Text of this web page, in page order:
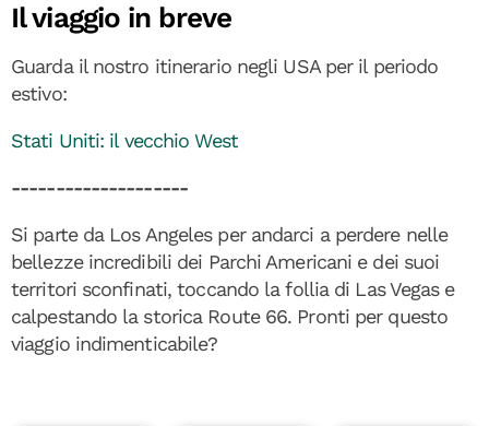
Il viaggio in breve
Guarda il nostro itinerario negli USA per il periodo
estivo:
Stati Uniti: il vecchio West
--------------------
Si parte da Los Angeles per andarci a perdere nelle
bellezze incredibili dei Parchi Americani e dei suoi
territori sconfinati, toccando la follia di Las Vegas e
calpestando la storica Route 66. Pronti per questo
viaggio indimenticabile?